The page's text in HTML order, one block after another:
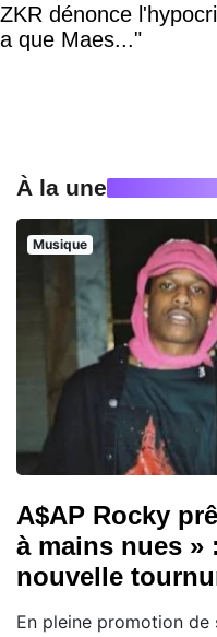
ZKR dénonce
a que Maes..."
À la une
Musique
A$AP Rocky
à mains nues »
nouvelle
En pleine promotion de